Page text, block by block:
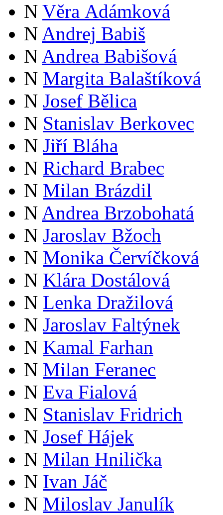
N Věra Adámková
N Andrej Babiš
N Andrea Babišová
N Margita Balaštíková
N Josef Bělica
N Stanislav Berkovec
N Jiří Bláha
N Richard Brabec
N Milan Brázdil
N Andrea Brzobohatá
N Jaroslav Bžoch
N Monika Červíčková
N Klára Dostálová
N Lenka Dražilová
N Jaroslav Faltýnek
N Kamal Farhan
N Milan Feranec
N Eva Fialová
N Stanislav Fridrich
N Josef Hájek
N Milan Hnilička
N Ivan Jáč
N Miloslav Janulík